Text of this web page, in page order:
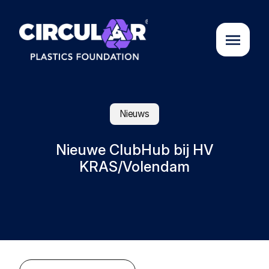
Circular Plastics Academy
Nieuws
Nieuwe ClubHub bij HV
KRAS/Volendam